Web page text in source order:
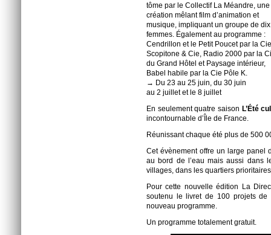
tôme par le Collectif La Méandre, une
création mêlant film d’animation et
musique, impliquant un groupe de dix
femmes. Également au programme :
Cendrillon et le Petit Poucet par la Cie
Scopitone & Cie, Radio 2000 par la
du Grand Hôtel et Paysage intérieur,
Babel habile par la Cie Pôle K.
→ Du 23 au 25 juin, du 30 juin
au 2 juillet et le 8 juillet
En seulement quatre saison L’Été
incontournable d’Île de France.
Réunissant chaque été plus de 500
Cet évènement offre un large panel
au bord de l’eau mais aussi dans
villages, dans les quartiers
Pour cette nouvelle édition La
soutenu le livret de 100 projets de
nouveau programme.
Un programme totalement gratuit.